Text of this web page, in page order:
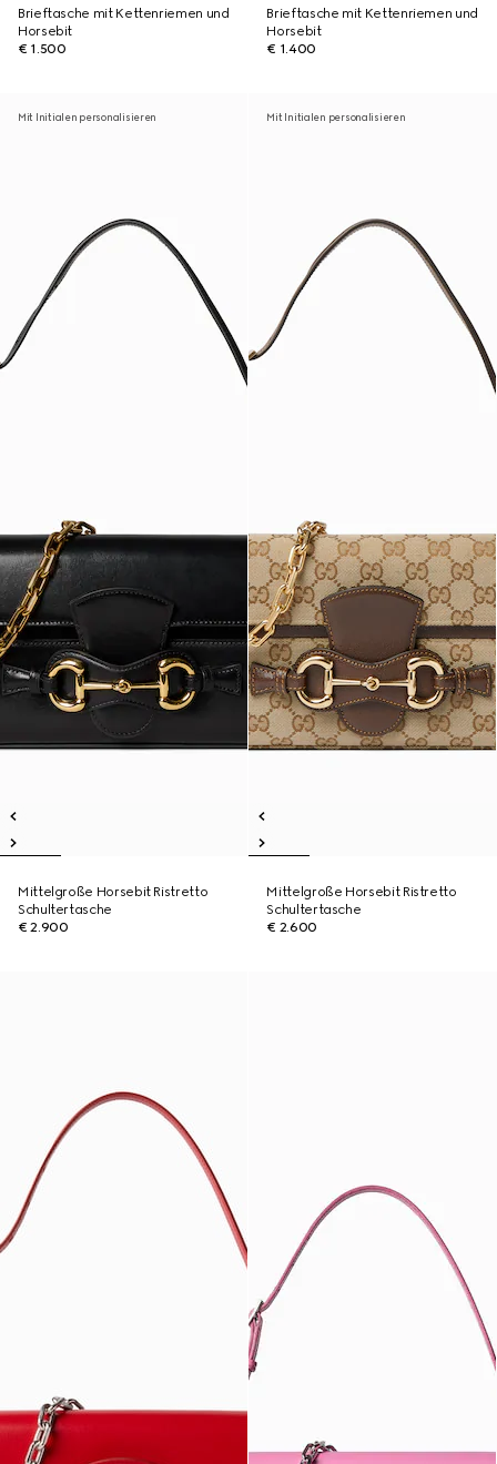
Brieftasche mit Kettenriemen und
Horsebit
€ 1.500
Brieftasche mit Kettenriemen und
Horsebit
€ 1.400
Mit Initialen personalisieren
Mittelgroße Horsebit Ristretto
Schultertasche
€ 2.900
Mit Initialen personalisieren
Mittelgroße Horsebit Ristretto
Schultertasche
€ 2.600